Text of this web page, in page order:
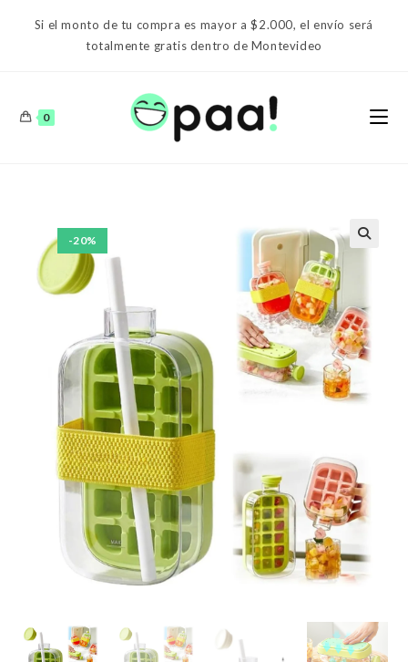
Si el monto de tu compra es mayor a $2.000, el envío será
totalmente gratis dentro de Montevideo
0
-20%